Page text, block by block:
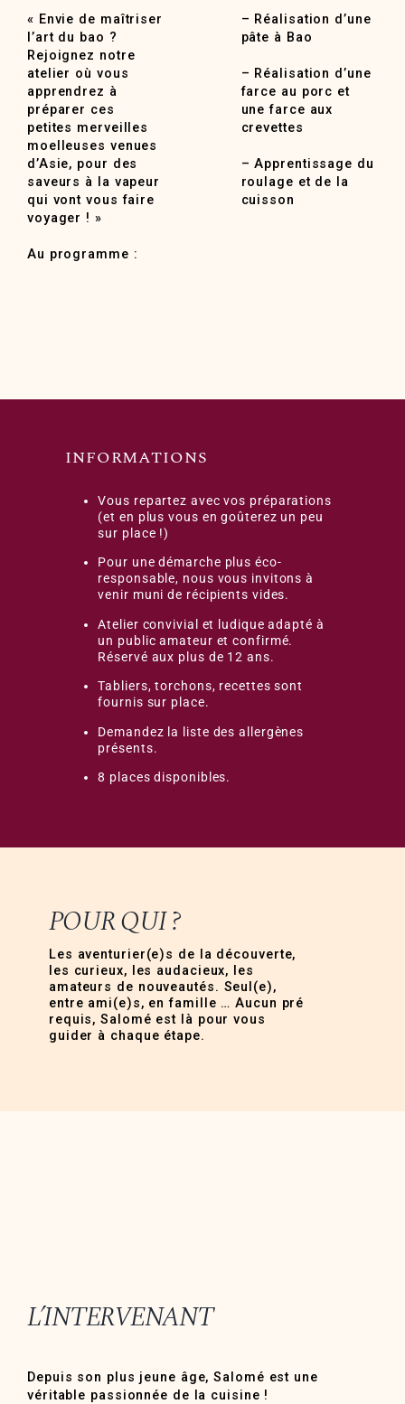
« Envie de maîtriser
l’art du bao ?
Rejoignez notre
atelier où vous
apprendrez à
préparer ces
petites merveilles
moelleuses venues
d’Asie, pour des
saveurs à la vapeur
qui vont vous faire
voyager ! »
Au programme :
– Réalisation d’une
pâte à Bao
– Réalisation d’une
farce au porc et
une farce aux
crevettes
– Apprentissage du
roulage et de la
cuisson
INFORMATIONS
Vous repartez avec vos préparations
(et en plus vous en goûterez un peu
sur place !)
Pour une démarche plus éco-
responsable, nous vous invitons à
venir muni de récipients vides.
Atelier convivial et ludique adapté à
un public amateur et confirmé.
Réservé aux plus de 12 ans.
Tabliers, torchons, recettes sont
fournis sur place.
Demandez la liste des allergènes
présents.
8 places disponibles.
POUR QUI ?
Les aventurier(e)s de la découverte,
les curieux, les audacieux, les
amateurs de nouveautés. Seul(e),
entre ami(e)s, en famille … Aucun pré
requis, Salomé est là pour vous
guider à chaque étape.
L’INTERVENANT
Depuis son plus jeune âge, Salomé est une
véritable passionnée de la cuisine !